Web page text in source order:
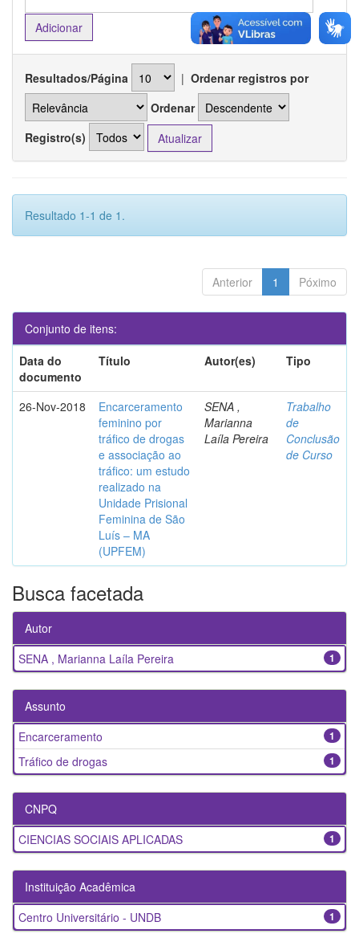
Resultados/Página | Ordenar registros por
Ordenar
Registro(s)
Resultado 1-1 de 1.
Anterior 1 Póximo
Conjunto de itens:
Data do
documento
Título Autor(es) Tipo
26-Nov-2018
Encarceramento
feminino por
tráfico de drogas
e associação ao
tráfico: um estudo
realizado na
Unidade Prisional
Feminina de São
Luís – MA
(UPFEM)
SENA ,
Marianna
Laíla Pereira
Trabalho
de
Conclusão
de Curso
Busca facetada
Autor
1
SENA , Marianna Laíla Pereira
Assunto
1
Encarceramento
1
Tráfico de drogas
CNPQ
1
CIENCIAS SOCIAIS APLICADAS
Instituição Acadêmica
1
Centro Universitário - UNDB